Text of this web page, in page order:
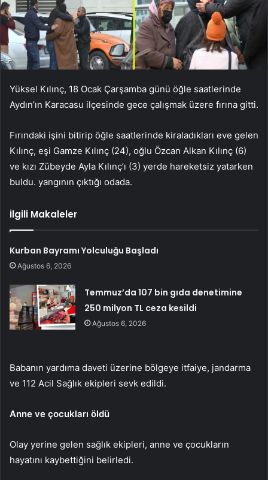
Yüksel Kılınç, 18 Ocak Çarşamba günü öğle saatlerinde
Aydın’ın Karacasu ilçesinde gece çalışmak üzere fırına gitti.
Fırındaki işini bitirip öğle saatlerinde kiraladıkları eve gelen
Kılınç, eşi Gamze Kılınç (24), oğlu Özcan Alkan Kılınç (6)
ve kızı Zübeyde Ayla Kılınç’ı (3) yerde hareketsiz yatarken
buldu. yangının çıktığı odada.
İlgili Makaleler
Kurban Bayramı Yolculuğu Başladı
Ağustos 6, 2026
Temmuz’da 107 bin gıda denetimine
250 milyon TL ceza kesildi
Ağustos 6, 2026
Babanın yardıma daveti üzerine bölgeye itfaiye, jandarma
ve 112 Acil Sağlık ekipleri sevk edildi.
Anne ve çocukları öldü
Olay yerine gelen sağlık ekipleri, anne ve çocukların
hayatını kaybettiğini belirledi.